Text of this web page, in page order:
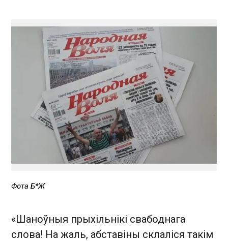
Фота Б*Ж
«Шаноўныя прыхільнікі свабоднага
слова! На жаль, абставіны склаліся такім